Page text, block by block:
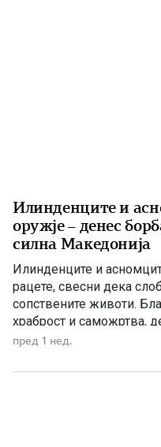
Илинденците и
оружје – денес
силна Македонија
Илинденците и
рацете, свесни дека
сопствените животи.
храброст и саможртва,
од Македонија, имаме
македонското име.
пред 1 нед.